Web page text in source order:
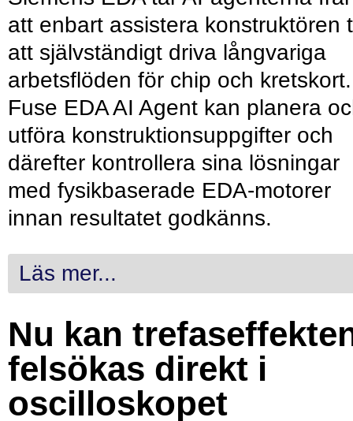
att enbart assistera konstruktören
att självständigt driva långvariga
arbetsflöden för chip och kretskort.
Fuse EDA AI Agent kan planera
utföra konstruktionsuppgifter och
därefter kontrollera sina lösningar
med fysikbaserade EDA-motorer
innan resultatet godkänns.
Läs mer...
Nu kan
felsökas direkt i
oscilloskopet